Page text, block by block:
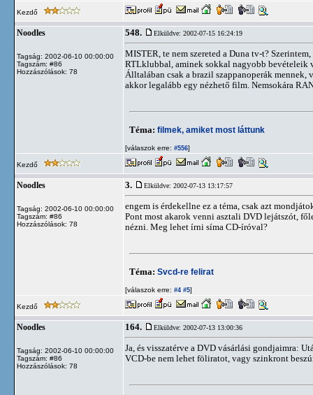
Kezdő
Noodles
Tagság: 2002-06-10 00:00:00
Tagszám: #86
Hozzászólások: 78
548. Elküldve: 2002-07-15 16:24:19
MISTER, te nem szereted a Duna tv-t?
RTLklubbal, aminek sokkal nagyobb bevételeik
Álltalában csak a brazil szappanoperák
akkor legalább egy nézhető film. Nemsokára
Téma: filmek, amiket most láttunk
[válaszok erre: #556]
Kezdő
Noodles
Tagság: 2002-06-10 00:00:00
Tagszám: #86
Hozzászólások: 78
3. Elküldve: 2002-07-13 13:17:57
engem is érdekellne ez a téma, csak azt
Pont most akarok venni asztali DVD lejátszót,
nézni. Meg lehet írni síma CD-íróval?
Téma: Svcd-re felirat
[válaszok erre: #4 #5]
Kezdő
Noodles
Tagság: 2002-06-10 00:00:00
Tagszám: #86
Hozzászólások: 78
164. Elküldve: 2002-07-13 13:00:36
Ja, és visszatérve a DVD vásárlási gondjaimra:
VCD-be nem lehet föliratot, vagy szinkront